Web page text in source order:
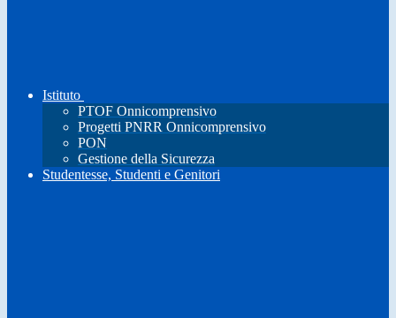
Istituto
PTOF Onnicomprensivo
Progetti PNRR Onnicomprensivo
PON
Gestione della Sicurezza
Studentesse, Studenti e Genitori